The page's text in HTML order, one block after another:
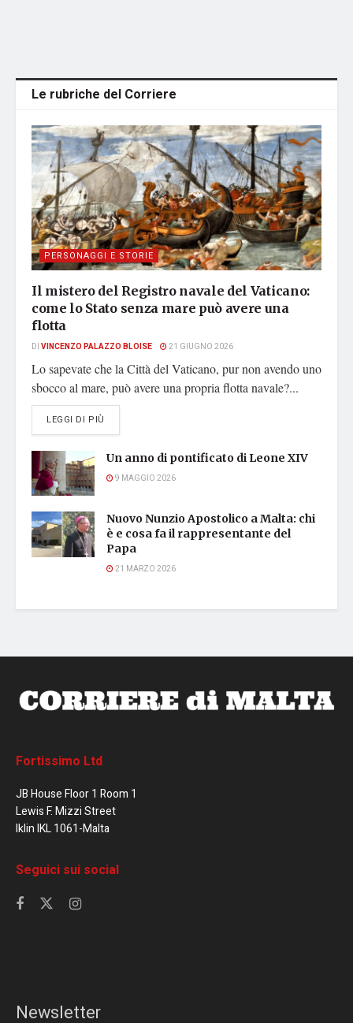
Le rubriche del Corriere
PERSONAGGI E STORIE
Il mistero del Registro navale del Vaticano:
come lo Stato senza mare può avere una
flotta
DI VINCENZO PALAZZO BLOISE 21 GIUGNO 2026
Lo sapevate che la Città del Vaticano, pur non avendo uno
sbocco al mare, può avere una propria flotta navale?...
LEGGI DI PIÙ
Un anno di pontificato di Leone XIV
9 MAGGIO 2026
Nuovo Nunzio Apostolico a Malta: chi
è e cosa fa il rappresentante del
Papa
21 MARZO 2026
Fortissimo Ltd
JB House Floor 1 Room 1
Lewis F. Mizzi Street
Iklin IKL 1061-Malta
Seguici sui social
Newsletter